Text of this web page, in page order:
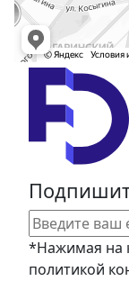
*Нажимая на
политикой